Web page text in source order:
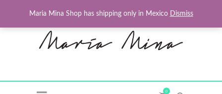
0
Maria Mina Shop has shipping only in Mexico Dismiss